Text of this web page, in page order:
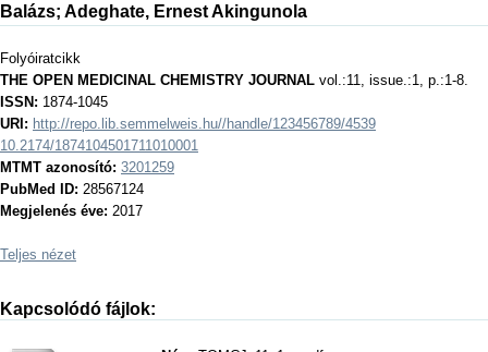
Balázs; Adeghate, Ernest Akingunola
Folyóiratcikk
THE OPEN MEDICINAL CHEMISTRY JOURNAL vol.:11, issue.:1, p.:1-8.
ISSN: 1874-1045
URI: http://repo.lib.semmelweis.hu//handle/123456789/4539
10.2174/1874104501711010001
MTMT azonosító: 3201259
PubMed ID: 28567124
Megjelenés éve: 2017
Teljes nézet
Kapcsolódó fájlok: